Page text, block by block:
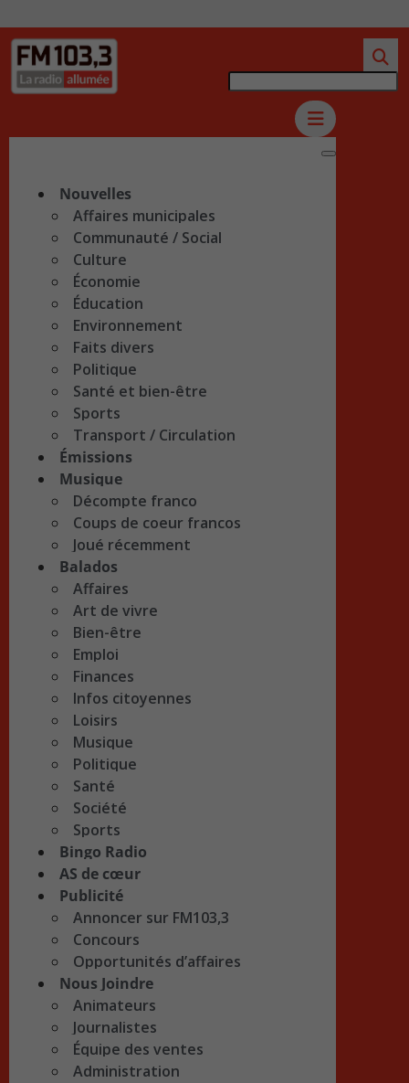
Nouvelles
Affaires municipales
Communauté / Social
Culture
Économie
Éducation
Environnement
Faits divers
Politique
Santé et bien-être
Sports
Transport / Circulation
Émissions
Musique
Décompte franco
Coups de coeur francos
Joué récemment
Balados
Affaires
Art de vivre
Bien-être
Emploi
Finances
Infos citoyennes
Loisirs
Musique
Politique
Santé
Société
Sports
Bingo Radio
AS de cœur
Publicité
Annoncer sur FM103,3
Concours
Opportunités d’affaires
Nous Joindre
Animateurs
Journalistes
Équipe des ventes
Administration